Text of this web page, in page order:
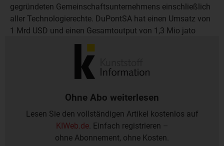
gegründeten Gemeinschaftsunternehmens einschließlich
aller Technologierechte. DuPontSA hat einen Umsatz von
1 Mrd USD und einen Gesamtoutput von 1,3 Mio jato
verschiedener Produkte in der Polyester-Strecke, davon
fast 300.000 jato PET-Granulat.
Ohne Abo weiterlesen
Lesen Sie den vollständigen Artikel kostenlos auf
KIWeb.de. Einfach registrieren –
ohne Abonnement, ohne Kosten.